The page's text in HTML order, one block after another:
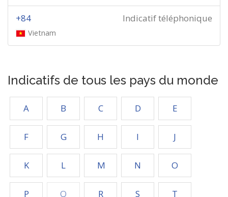
Indicatif téléphonique
+84
Vietnam
Indicatifs de tous les pays du monde
A B C D E
F G H I J
K L M N O
P Q R S T